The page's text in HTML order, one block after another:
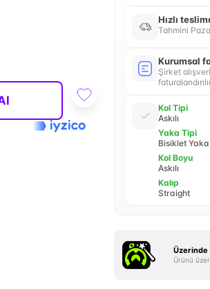
Hızlı
Tahmini
Kurumsal
Şirket
Kol Tipi
Askılı
Yaka Tipi
Bisiklet Yaka
Kol Boyu
Askılı
Kalıp
Straight
Üzerinde
Ürünü